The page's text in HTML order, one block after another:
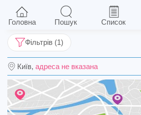
Дип Риліф гель туба 50 г
Київ, адреса не вказана
Фільтрів (1)
Головна Пошук Список